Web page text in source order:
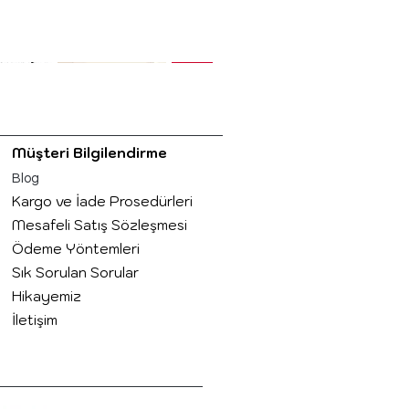
Fiyat
₺249,00
Hızlı Bakış
Kendi Kupanı Tasarla
Normal Fiyatİndirimli Fiyat Baskılı Kupa Elif
Normal Fiyat
₺249,00
Müşteri Bilgilendirme
Blog
Kargo ve İade Prosedürleri
Mesafeli Satış Sözleşmesi
Ödeme Yöntemleri
Sık Sorulan Sorular
Hikayemiz
İletişim